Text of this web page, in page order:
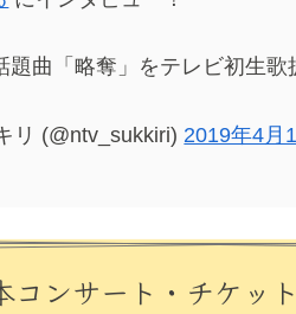
題曲「略奪」をテレビ初生
(@ntv_sukkiri) 2019年4月
コンサート・チケッ